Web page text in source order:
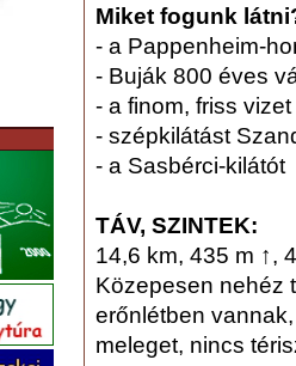
Miket fogunk
- a Pappenheim-
- Buják 800 éves
- a finom, friss
- szépkilátást
- a Sasbérci-kilátót
TÁV, SZINTEK:
14,6 km, 435 m ↑,
Közepesen nehéz
erőnlétben
meleget, nincs